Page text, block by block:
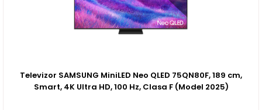
Televizor SAMSUNG MiniLED Neo QLED 75QN80F, 189 cm,
Smart, 4K Ultra HD, 100 Hz, Clasa F (Model 2025)